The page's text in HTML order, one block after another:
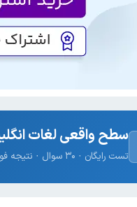
سطح واقعی لغات
تست رایگان · ۳۰ سوال · نتیجه فوری